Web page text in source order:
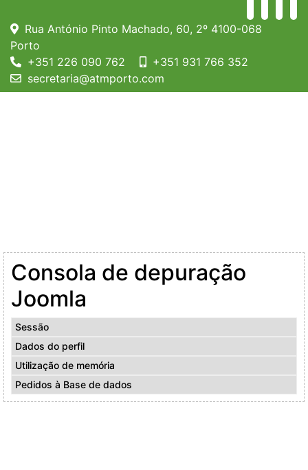
Rua António Pinto Machado, 60, 2º 4100-068
Porto
+351 226 090 762
+351 931 766 352
secretaria@atmporto.com
Consola de depuração
Joomla
Sessão
Dados do perfil
Utilização de memória
Pedidos à Base de dados